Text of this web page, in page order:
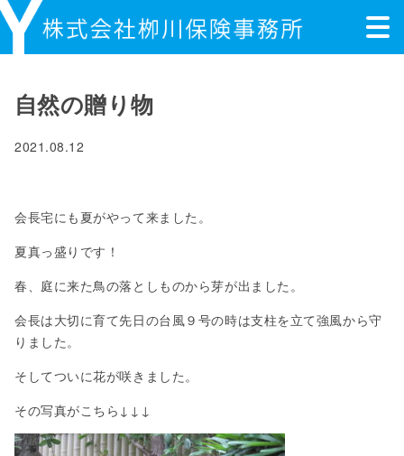
自然の贈り物
2021.08.12
会長宅にも夏がやって来ました。
夏真っ盛りです！
春、庭に来た鳥の落としものから芽が出ました。
会長は大切に育て先日の台風９号の時は支柱を立て強風から守
りました。
そしてついに花が咲きました。
その写真がこちら↓↓↓